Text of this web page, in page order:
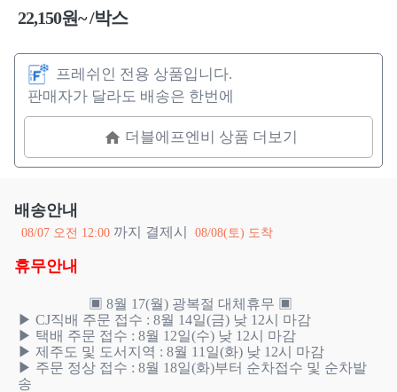
22,150원~ /박스
프레쉬인 전용 상품입니다.
판매자가 달라도 배송은 한번에
더블에프엔비 상품 더보기
배송안내
08/07 오전 12:00 까지 결제시 08/08(토) 도착
휴무안내
▶ CJ직배 주문 접수 : 8월 14일(금) 낮 12시 마감
▶ 택배 주문 접수 : 8월 12일(수) 낮 12시 마감
▶ 제주도 및 도서지역 : 8월 11일(화) 낮 12시 마감
▶ 주문 정상 접수 : 8월 18일(화)부터 순차접수 및 순차발
송